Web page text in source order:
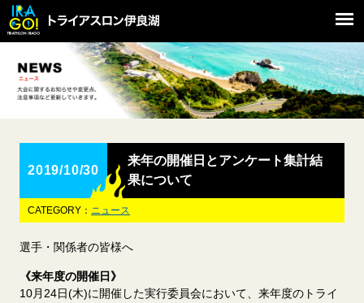
2019/10/30
来年の開催日とアンケート集計結
果について
CATEGORY： ニュース
選手・関係者の皆様へ
《来年度の開催日》
10月24日(木)に開催した実行委員会において、来年度のトライ